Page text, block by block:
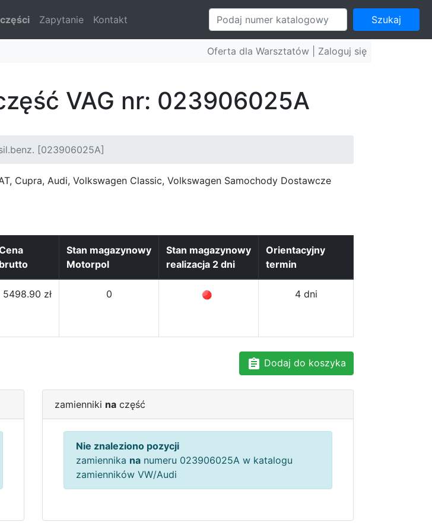
Zapytanie Kontakt Szukaj
Oferta dla Warsztatów | Zaloguj się
VAG nr: 023906025A
[023906025A]
Cupra, Audi, Volkswagen Classic, Volkswagen Samochody Dostawcze
brutto
Stan magazynowy
Motorpol
Stan magazynowy
realizacja 2 dni
Orientacyjny
termin
5498.90 zł 0 4 dni
Dodaj do koszyka
zamienniki na część
Nie znaleziono pozycji
zamiennika na numeru 023906025A w katalogu
zamienników VW/Audi